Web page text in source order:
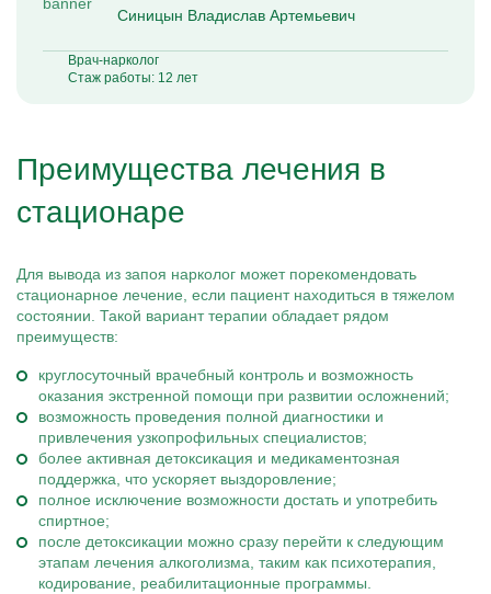
Синицын Владислав Артемьевич
Врач-нарколог
Стаж работы: 12 лет
Преимущества лечения в
стационаре
Для вывода из запоя нарколог может порекомендовать
стационарное лечение, если пациент находиться в тяжелом
состоянии. Такой вариант терапии обладает рядом
преимуществ:
круглосуточный врачебный контроль и возможность
оказания экстренной помощи при развитии осложнений;
возможность проведения полной диагностики и
привлечения узкопрофильных специалистов;
более активная детоксикация и медикаментозная
поддержка, что ускоряет выздоровление;
полное исключение возможности достать и употребить
спиртное;
после детоксикации можно сразу перейти к следующим
этапам лечения алкоголизма, таким как психотерапия,
кодирование, реабилитационные программы.